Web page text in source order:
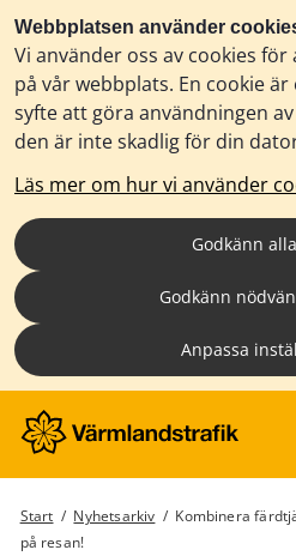
Webbplatsen använder
Vi använder oss av cookies
på vår webbplats. En cookie
syfte att göra användningen
den är inte skadlig för din
Läs mer om hur vi använder
Godkänn
Godkänn
Anpassa
Start / Nyhetsarkiv / Kombinera
på resan!